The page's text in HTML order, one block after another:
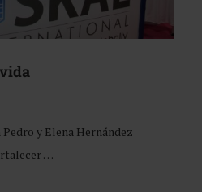
y Elena Hernández
…